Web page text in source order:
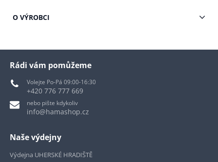
O VÝROBCI
Rádi vám pomůžeme
Volejte Po-Pá 09:00-16:30
+420 776 777 669
nebo pište kdykoliv
info@hamashop.cz
Naše výdejny
Výdejna UHERSKÉ HRADIŠTĚ